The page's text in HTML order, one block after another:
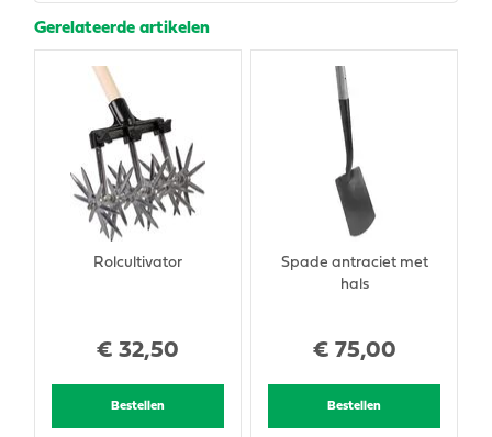
Gerelateerde artikelen
€ 32,50
Rolcultivator
Bestellen
€ 75,00
Spade antraciet met
hals
Bestellen